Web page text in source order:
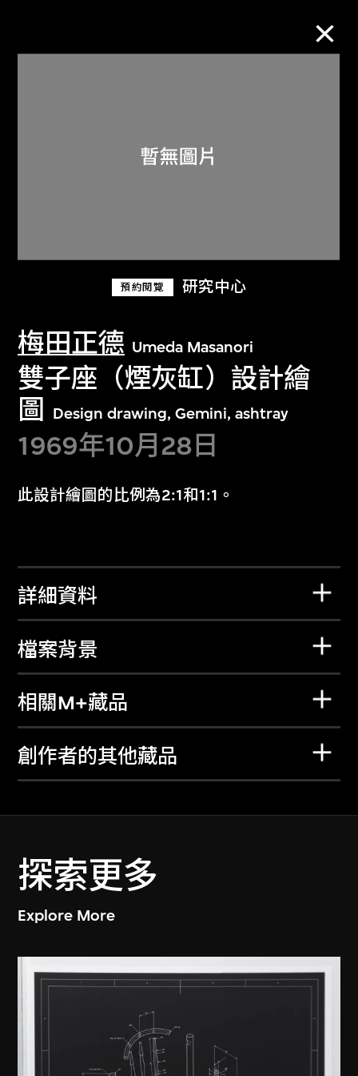
預約閱覽 研究中心
梅田正德 Umeda Masanori
雙子座（煙灰缸）設計繪
圖
Design drawing, Gemini, ashtray
1969年10月28日
此設計繪圖的比例為2:1和1:1。
詳細資料
檔案背景
相關M+藏品
創作者的其他藏品
探索更多
Explore More
關於M+藏品
探索世界頂級的二十及二十一世紀視覺
文化藏品。